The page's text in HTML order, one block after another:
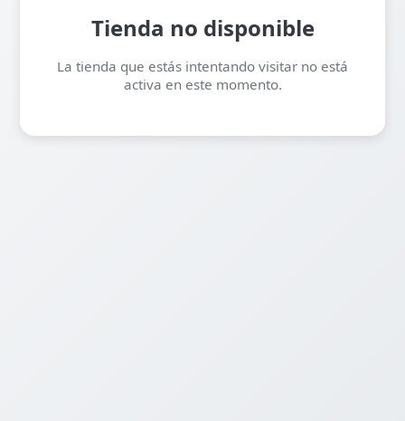
Tienda no disponible
La tienda que estás intentando visitar no está
activa en este momento.